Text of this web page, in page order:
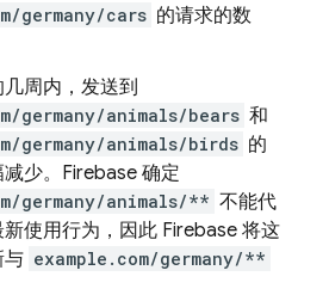
germany/cars 的请求的数
周内，发送到
germany/animals/bears 和
germany/animals/birds 的
少。Firebase 确定
germany/animals/** 不能代
使用行为，因此 Firebase 将这
与 example.com/germany/**